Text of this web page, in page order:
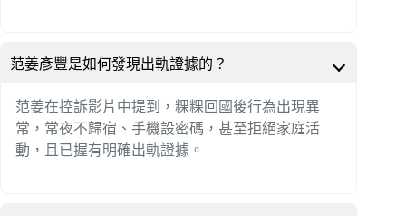
范姜彥豐是如何發現出軌證據的？
范姜在控訴影片中提到，粿粿回國後行為出現異
常，常夜不歸宿、手機設密碼，甚至拒絕家庭活
動，且已握有明確出軌證據。